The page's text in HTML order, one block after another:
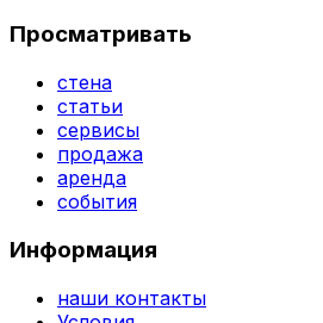
Просматривать
стена
статьи
сервисы
продажа
аренда
события
Информация
наши контакты